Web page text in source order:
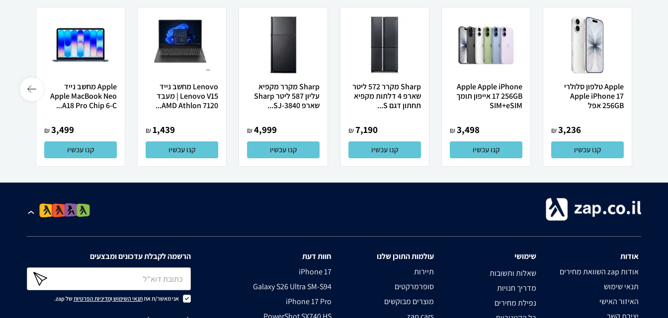
Apple טלפון סלולרי
Apple iPhone 17
256GB אפל
3,236
₪
קנו עכשיו
Apple Apple iPhone
17 256GB אייפון תומך
SIM+eSIM
3,498
₪
קנו עכשיו
Sharp מקרר 572 ליטר
שארפ 4 דלתות מקפיא
תחתון דגם S...
7,190
₪
קנו עכשיו
Sharp מקרר מקפיא
עליון 587 ליטר Sharp
שארפ SJ-3840...
4,999
₪
קנו עכשיו
Lenovo מחשב נייד
Lenovo V15 | מעבד
AMD Athlon 7120...
1,439
₪
קנו עכשיו
Apple מחשב נייד
Apple MacBook Neo
A18 Pro Chip 6-C...
3,499
₪
קנו עכשיו
אודות
השוואת מחירים zap אודות
תנאי שימוש
האיזור האישי
שימושי
שאלות ותשובות
מדריך חנויות
נפילת מחירים
עולמות התוכן שלנו
תיירות
סופרמרקטים
מוצרים מבוקשים
חוות דעת
iPhone 17
Galaxy S26 Ultra SM-S94
iPhone 17 Pro
הרשמה לקבלת עדכונים ומבצעים
אני מאשר/ת אתתנאי השימושומדיניות הפרטיותשל zap.